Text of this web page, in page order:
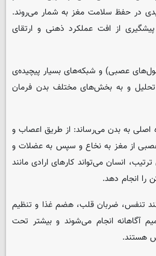
در حفظ سلامت مغز به شمار می‌روند.
از افت عملکرد ذهنی و ارتقای
عصبی) و شبکه‌های بسیار پیچیده‌ی
تحلیل و به بخش‌های مختلف بدن فرمان
اصلی به بدن می‌رساند: از طریق اعصاب و
از مغز به نخاع و سپس به عضلات و
انسان می‌تواند کارهای ارادی مانند
را انجام دهد.
تنفس، ضربان قلب، هضم غذا و تنظیم
آگاهانه انجام می‌شوند و بیشتر تحت
هستند.